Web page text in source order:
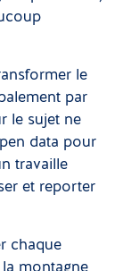
le
par
le sujet ne
data pour
travaille
et reporter
chaque
montagne